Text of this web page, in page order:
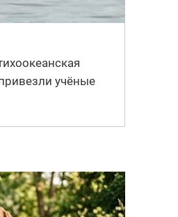
учёные